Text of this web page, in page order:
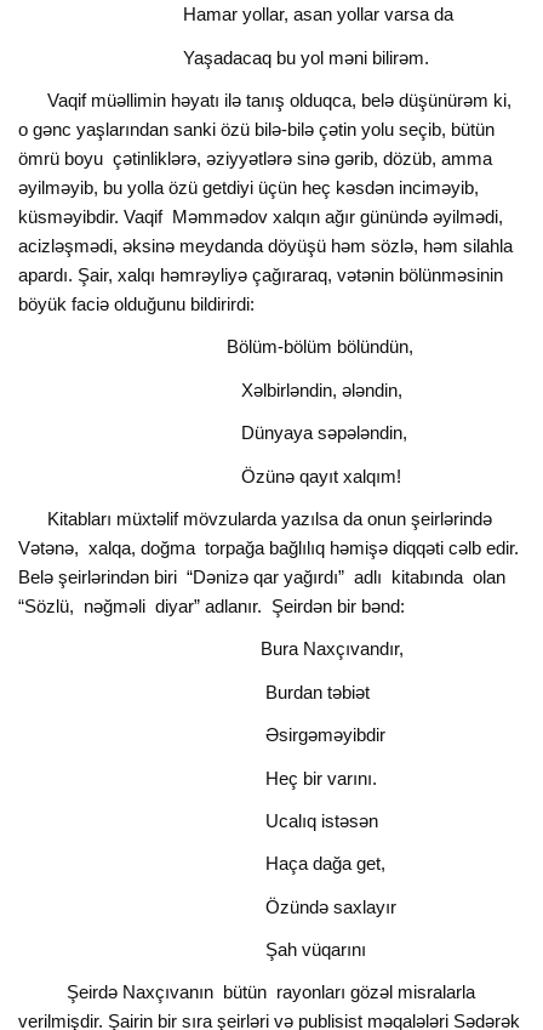
Hamar yollar, asan yollar varsa da
Yaşadacaq bu yol məni bilirəm.
Vaqif müəllimin həyatı ilə tanış olduqca, belə düşünürəm ki,
o gənc yaşlarından sanki özü bilə-bilə çətin yolu seçib, bütün
ömrü boyu çətinliklərə, əziyyətlərə sinə gərib, dözüb, amma
əyilməyib, bu yolla özü getdiyi üçün heç kəsdən inciməyib,
küsməyibdir. Vaqif Məmmədov xalqın ağır günündə əyilmədi,
acizləşmədi, əksinə meydanda döyüşü həm sözlə, həm silahla
apardı. Şair, xalqı həmrəyliyə çağıraraq, vətənin bölünməsinin
böyük faciə olduğunu bildirirdi:
Bölüm-bölüm bölündün,
Xəlbirləndin, ələndin,
Dünyaya səpələndin,
Özünə qayıt xalqım!
Kitabları müxtəlif mövzularda yazılsa da onun şeirlərində
Vətənə, xalqa, doğma torpağa bağlılıq həmişə diqqəti cəlb edir.
Belə şeirlərindən biri “Dənizə qar yağırdı” adlı kitabında olan
“Sözlü, nəğməli diyar” adlanır. Şeirdən bir bənd:
Bura Naxçıvandır,
Burdan təbiət
Əsirgəməyibdir
Heç bir varını.
Ucalıq istəsən
Haça dağa get,
Özündə saxlayır
Şah vüqarını
Şeirdə Naxçıvanın bütün rayonları gözəl misralarla
verilmişdir. Şairin bir sıra şeirləri və publisist məqalələri Sədərək